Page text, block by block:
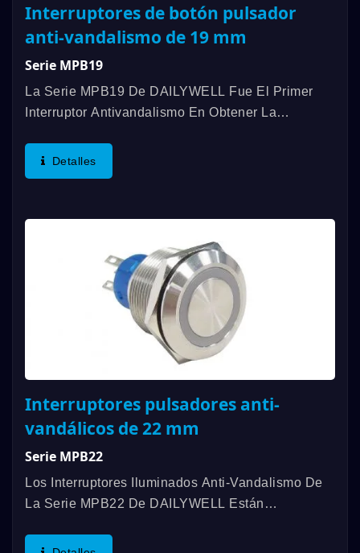
Interruptores de botón pulsador
anti-vandalismo de 19 mm
Serie MPB19
La Serie MPB19 De DAILYWELL Fue El Primer
Interruptor Antivandalismo En Obtener La
3A/250VAC; 3A/28VDC. Otras Características
Incluyen Una Clasificación...
Detalles
Interruptores pulsadores anti-
vandálicos de 22 mm
Serie MPB22
Los Interruptores Iluminados Anti-Vandalismo De
La Serie MPB22 De DAILYWELL Están
De 3A/250VAC; 3A/28VDC. Estos Interruptores